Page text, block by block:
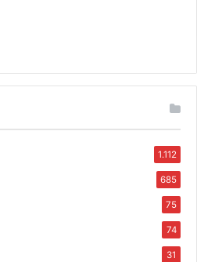
1.112
685
75
74
31